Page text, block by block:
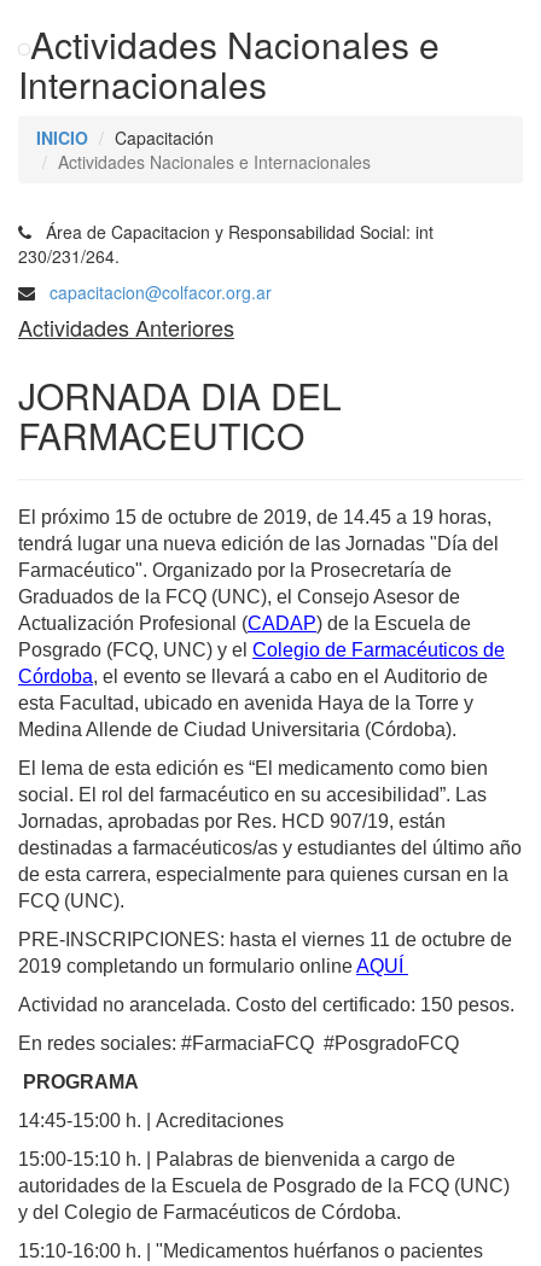
Actividades Nacionales e
Internacionales
INICIO
Capacitación
Actividades Nacionales e Internacionales
Área de Capacitacion y Responsabilidad Social: int
230/231/264.
capacitacion@colfacor.org.ar
Actividades Anteriores
JORNADA DIA DEL
FARMACEUTICO
El próximo 15 de octubre de 2019, de 14.45 a 19 horas,
tendrá lugar una nueva edición de las Jornadas "Día del
Farmacéutico". Organizado por la Prosecretaría de
Graduados de la FCQ (UNC), el Consejo Asesor de
Actualización Profesional (CADAP) de la Escuela de
Posgrado (FCQ, UNC) y el Colegio de Farmacéuticos de
Córdoba, el evento se llevará a cabo en el Auditorio de
esta Facultad, ubicado en avenida Haya de la Torre y
Medina Allende de Ciudad Universitaria (Córdoba).
El lema de esta edición es “El medicamento como bien
social. El rol del farmacéutico en su accesibilidad”. Las
Jornadas, aprobadas por Res. HCD 907/19, están
destinadas a farmacéuticos/as y estudiantes del último año
de esta carrera, especialmente para quienes cursan en la
FCQ (UNC).
PRE-INSCRIPCIONES: hasta el viernes 11 de octubre de
2019 completando un formulario onlineAQUÍ
Actividad no arancelada. Costo del certificado: 150 pesos.
En redes sociales: #FarmaciaFCQ #PosgradoFCQ
PROGRAMA
14:45-15:00 h. | Acreditaciones
15:00-15:10 h. | Palabras de bienvenida a cargo de
autoridades de la Escuela de Posgrado de la FCQ (UNC)
y del Colegio de Farmacéuticos de Córdoba.
15:10-16:00 h. | "Medicamentos huérfanos o pacientes